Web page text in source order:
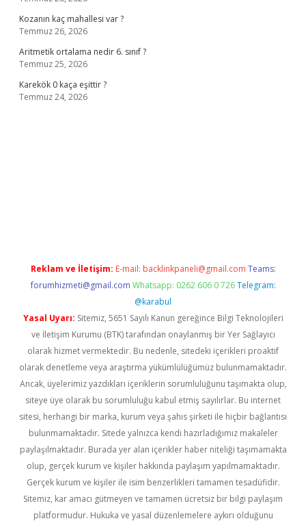
Kozanın kaç mahallesi var ?
Temmuz 26, 2026
Aritmetik ortalama nedir 6. sınıf ?
Temmuz 25, 2026
Karekök 0 kaça eşittir ?
Temmuz 24, 2026
Reklam ve İletişim: E-mail: backlinkpaneli@gmail.com Teams:
forumhizmeti@gmail.com Whatsapp: 0262 606 0 726 Telegram:
@karabul
Yasal Uyarı: Sitemiz, 5651 Sayılı Kanun gereğince Bilgi Teknolojileri
ve İletişim Kurumu (BTK) tarafından onaylanmış bir Yer Sağlayıcı
olarak hizmet vermektedir. Bu nedenle, sitedeki içerikleri proaktif
olarak denetleme veya araştırma yükümlülüğümüz bulunmamaktadır.
Ancak, üyelerimiz yazdıkları içeriklerin sorumluluğunu taşımakta olup,
siteye üye olarak bu sorumluluğu kabul etmiş sayılırlar. Bu internet
sitesi, herhangi bir marka, kurum veya şahıs şirketi ile hiçbir bağlantısı
bulunmamaktadır. Sitede yalnızca kendi hazırladığımız makaleler
paylaşılmaktadır. Burada yer alan içerikler haber niteliği taşımamakta
olup, gerçek kurum ve kişiler hakkında paylaşım yapılmamaktadır.
Gerçek kurum ve kişiler ile isim benzerlikleri tamamen tesadüfidir.
Sitemiz, kar amacı gütmeyen ve tamamen ücretsiz bir bilgi paylaşım
platformudur. Hukuka ve yasal düzenlemelere aykırı olduğunu